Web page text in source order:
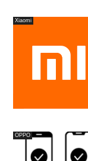
Xiaomi
OPPO